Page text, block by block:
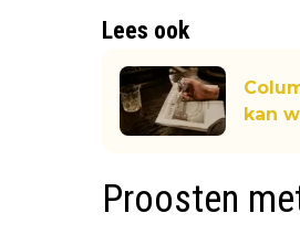
Lees ook
kan
Proosten